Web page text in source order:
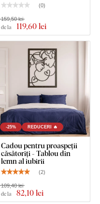
(0)
de la 119,60 lei
159,50 lei
-25% REDUCERI 🔥
Cadou pentru proaspeții
căsătoriți - Tablou din
lemn al iubirii
(2)
de la 82,10 lei
109,40 lei